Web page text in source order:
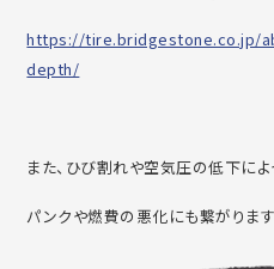
https://tire.bridgestone.co.jp/
depth/
また、ひび割れや空気圧の低下によ
パンクや燃費の悪化にも繋がります